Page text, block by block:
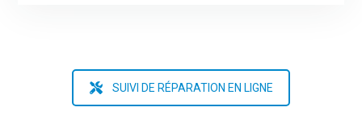
SUIVI DE RÉPARATION EN LIGNE